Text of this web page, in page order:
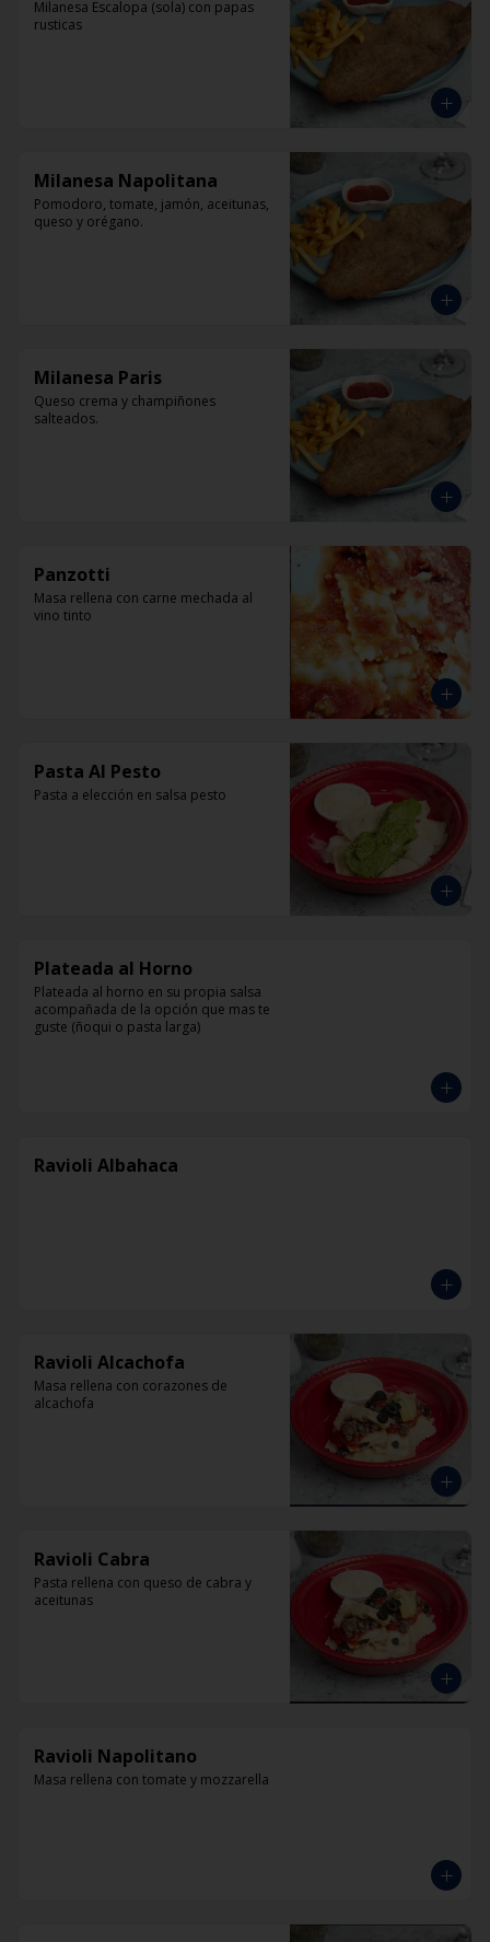
Milanesa Escalopa (sola) con papas
rusticas
Milanesa Napolitana
Pomodoro, tomate, jamón, aceitunas,
queso y orégano.
Milanesa Paris
Queso crema y champiñones
salteados.
Panzotti
Masa rellena con carne mechada al
vino tinto
Pasta Al Pesto
Pasta a elección en salsa pesto
Plateada al Horno
Plateada al horno en su propia salsa
acompañada de la opción que mas te
guste (ñoqui o pasta larga)
Ravioli Albahaca
Ravioli Alcachofa
Masa rellena con corazones de
alcachofa
Ravioli Cabra
Pasta rellena con queso de cabra y
aceitunas
Ravioli Napolitano
Masa rellena con tomate y mozzarella